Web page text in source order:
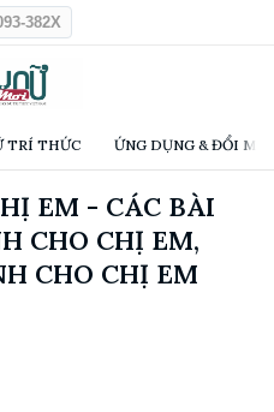
382X
TRÍ THỨC ỨNG DỤNG & ĐỔI
EM - CÁC BÀI
CHO CHỊ EM,
CHO CHỊ EM